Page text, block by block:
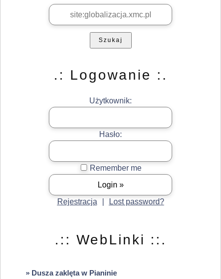
Szukaj
.: Logowanie :.
Użytkownik:
Hasło:
Remember me
Rejestracja Lost password?
.:: WebLinki ::.
» Dusza zaklęta w Pianinie